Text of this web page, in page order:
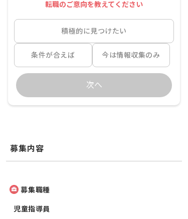
転職のご意向を教えてください
積極的に見つけたい
条件が合えば 今は情報収集のみ
次へ
募集内容
募集職種
児童指導員